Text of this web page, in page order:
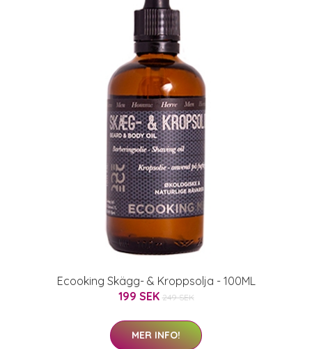
Ecooking Skägg- & Kroppsolja - 100ML
199 SEK 249 SEK
MER INFO!